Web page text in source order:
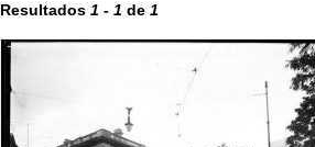
Resultados 1 - 1 de 1